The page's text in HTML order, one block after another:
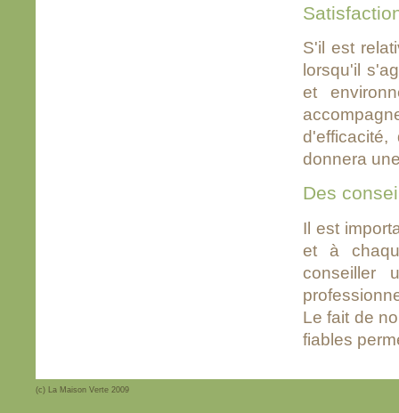
S'il est
lorsqu'il
et
donnera
Des
Il est
et à
conseiller
Le fait de
fiables
(c) La Maison Verte 2009